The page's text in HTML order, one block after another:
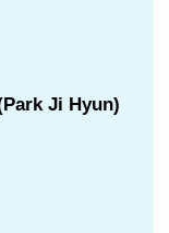
Ji Hyun)